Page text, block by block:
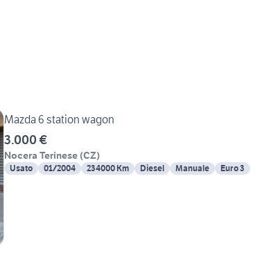
Mazda 6 station wagon
3.000 €
Nocera Terinese (CZ)
Usato 01/2004 234000 Km Diesel Manuale Euro 3